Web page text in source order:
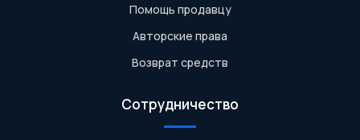
Помощь продавцу
Авторские права
Возврат средств
Сотрудничество